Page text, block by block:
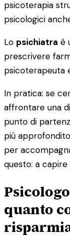
psicoterapia
psicologici
Lo psichiatra è
prescrivere
psicoterapeuta
In pratica: se
affrontare una
punto di
più
per
questo: a capire
quanto